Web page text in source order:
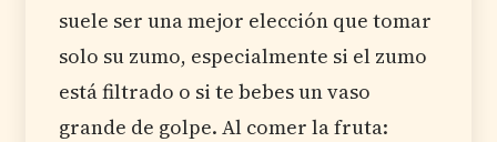
suele ser una mejor elección que tomar
solo su zumo, especialmente si el zumo
está filtrado o si te bebes un vaso
grande de golpe. Al comer la fruta: